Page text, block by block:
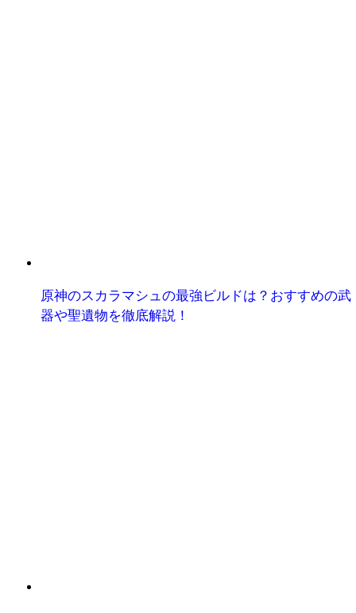
原神のスカラマシュの最強ビルドは？おすすめの武
器や聖遺物を徹底解説！